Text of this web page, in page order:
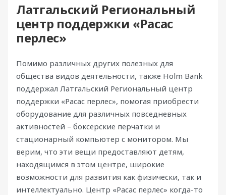
Латгальский Региональный
центр поддержки «Расас
перлес»
Помимо различных других полезных для
общества видов деятельности, также Holm Bank
поддержал Латгальский Региональный центр
поддержки «Расас перлес», помогая приобрести
оборудование для различных повседневных
активностей – боксерские перчатки и
стационарный компьютер с монитором. Мы
верим, что эти вещи предоставляют детям,
находящимся в этом центре, широкие
возможности для развития как физически, так и
интеллектуально. Центр «Расас перлес» когда-то